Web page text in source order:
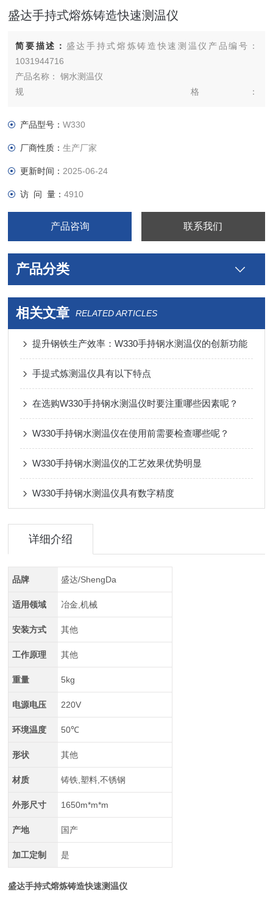
盛达手持式熔炼铸造快速测温仪
简要描述： 盛达手持式熔炼铸造快速测温仪产品编号：
1031944716
产品名称： 钢水测温仪
规 格：
产品备注： 用户有特殊要求，可在订货合同中注明。
产品型号：W330
厂商性质：生产厂家
更新时间： 2025-06-24
访 问 量：4910
产品咨询 联系我们
产品分类
相关文章 RELATED ARTICLES
提升钢铁生产效率：W330手持钢水测温仪的创新功能
手提式炼测温仪具有以下特点
在选购W330手持钢水测温仪时要注重哪些因素呢？
W330手持钢水测温仪在使用前需要检查哪些呢？
W330手持钢水测温仪的工艺效果优势明显
W330手持钢水测温仪具有数字精度
详细介绍
品牌 盛达/ShengDa
适用领域 冶金,机械
安装方式 其他
工作原理 其他
重量 5kg
电源电压 220V
环境温度 50℃
形状 其他
材质 铸铁,塑料,不锈钢
外形尺寸 1650m*m*m
产地 国产
加工定制 是
盛达手持式熔炼铸造快速测温仪